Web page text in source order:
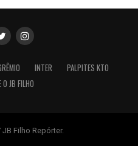
INTER
PALPITES KTO
O JB FILHO
Filho Repórter.